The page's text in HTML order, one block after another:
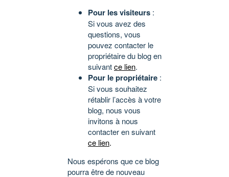
Pour les visiteurs :
Si vous avez des
questions, vous
pouvez contacter le
propriétaire du blog en
suivantce lien.
Pour le propriétaire :
Si vous souhaitez
rétablir l’accès à votre
blog, nous vous
invitons à nous
contacter en suivant
ce lien.
Nous espérons que ce blog
pourra être de nouveau